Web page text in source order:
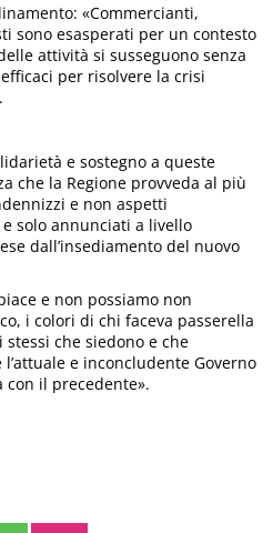
«Commercianti,
sono esasperati per un contesto
attività si susseguono senza
per risolvere la crisi
e sostegno a queste
che la Regione provveda al più
e non aspetti
solo annunciati a livello
dall’insediamento del nuovo
e non possiamo non
i colori di chi faceva passerella
stessi che siedono e che
e inconcludente Governo
il precedente».